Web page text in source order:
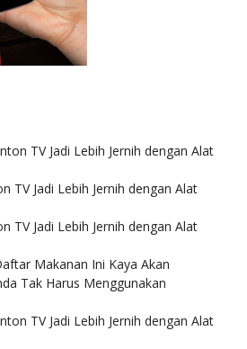
TV Jadi Lebih Jernih dengan Alat
TV Jadi Lebih Jernih dengan Alat
TV Jadi Lebih Jernih dengan Alat
Makanan Ini Kaya Akan
Tak Harus Menggunakan
TV Jadi Lebih Jernih dengan Alat